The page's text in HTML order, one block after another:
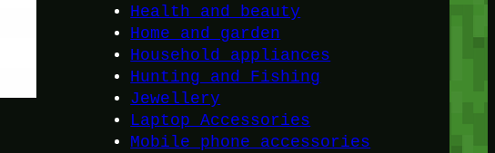
Health and beauty
Home and garden
Household appliances
Hunting and Fishing
Jewellery
Laptop Accessories
Mobile phone accessories